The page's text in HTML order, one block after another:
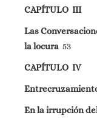
CAPÍTULO III
Las
la locura 53
CAPÍTULO IV
En la irrupción